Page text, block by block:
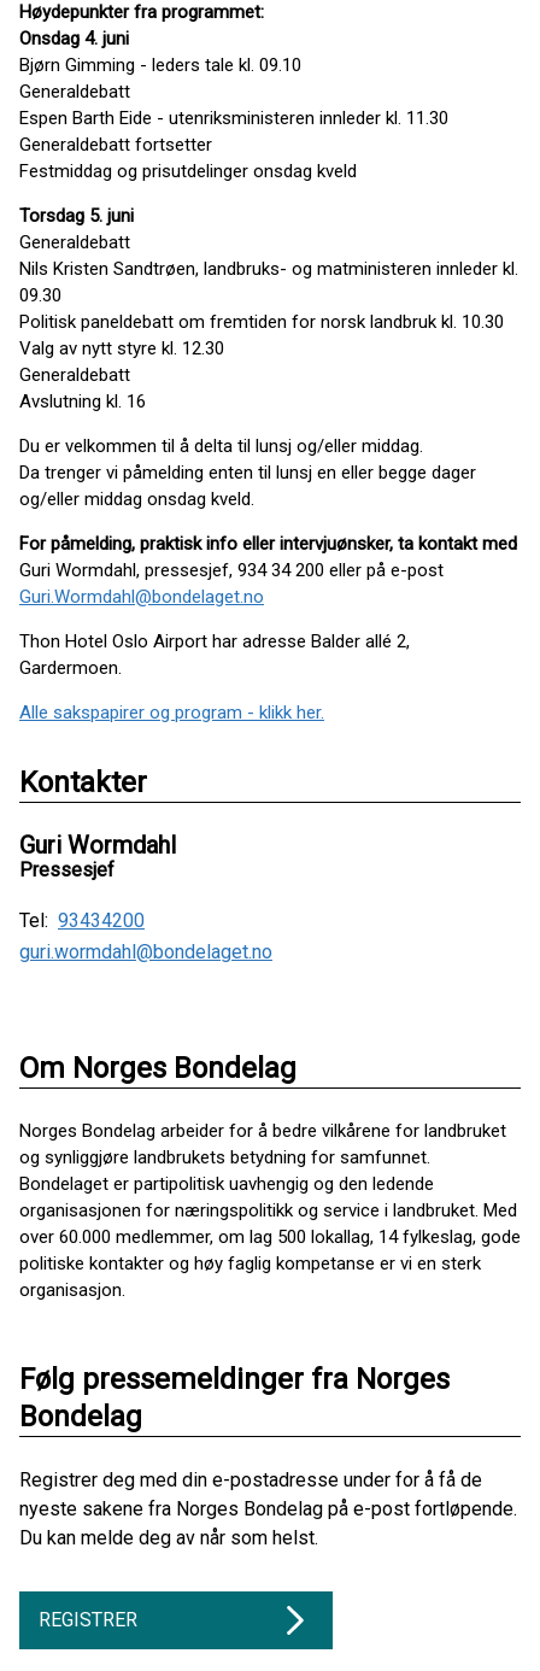
Høydepunkter fra programmet:
Onsdag 4. juni
Bjørn Gimming - leders tale kl. 09.10
Generaldebatt
Espen Barth Eide - utenriksministeren innleder kl. 11.30
Generaldebatt fortsetter
Festmiddag og prisutdelinger onsdag kveld
Torsdag 5. juni
Generaldebatt
Nils Kristen Sandtrøen, landbruks- og matministeren innleder kl.
09.30
Politisk paneldebatt om fremtiden for norsk landbruk kl. 10.30
Valg av nytt styre kl. 12.30
Generaldebatt
Avslutning kl. 16
Du er velkommen til å delta til lunsj og/eller middag.
Da trenger vi påmelding enten til lunsj en eller begge dager
og/eller middag onsdag kveld.
For påmelding, praktisk info eller intervjuønsker, ta kontakt med
Guri Wormdahl, pressesjef, 934 34 200 eller på e-post
Guri.Wormdahl@bondelaget.no
Thon Hotel Oslo Airport har adresse Balder allé 2,
Gardermoen.
Alle sakspapirer og program - klikk her.
Kontakter
Guri Wormdahl
Pressesjef
Tel: 93434200
guri.wormdahl@bondelaget.no
Om Norges Bondelag
Norges Bondelag arbeider for å bedre vilkårene for landbruket
og synliggjøre landbrukets betydning for samfunnet.
Bondelaget er partipolitisk uavhengig og den ledende
organisasjonen for næringspolitikk og service i landbruket. Med
over 60.000 medlemmer, om lag 500 lokallag, 14 fylkeslag, gode
politiske kontakter og høy faglig kompetanse er vi en sterk
organisasjon.
Følg pressemeldinger fra Norges
Bondelag
Registrer deg med din e-postadresse under for å få de
nyeste sakene fra Norges Bondelag på e-post fortløpende.
Du kan melde deg av når som helst.
REGISTRER